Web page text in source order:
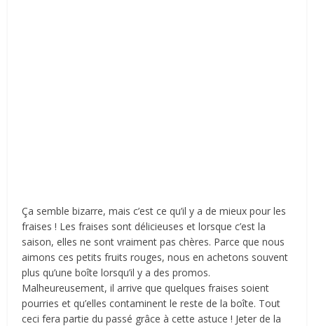
Ça semble bizarre, mais c’est ce qu’il y a de mieux pour les
fraises ! Les fraises sont délicieuses et lorsque c’est la
saison, elles ne sont vraiment pas chères. Parce que nous
aimons ces petits fruits rouges, nous en achetons souvent
plus qu’une boîte lorsqu’il y a des promos.
Malheureusement, il arrive que quelques fraises soient
pourries et qu’elles contaminent le reste de la boîte. Tout
ceci fera partie du passé grâce à cette astuce ! Jeter de la